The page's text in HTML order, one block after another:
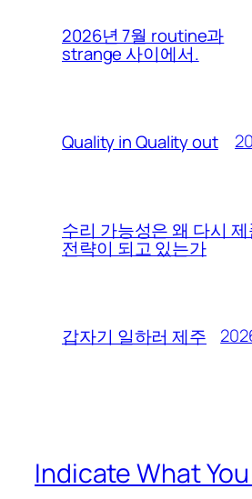
2026년 7월 routine과
strange 사이에서.
Quality in Quality out
수리 가능성은 왜 다시
전략이 되고 있는가
갑자기 일하러 제주
Indicate What